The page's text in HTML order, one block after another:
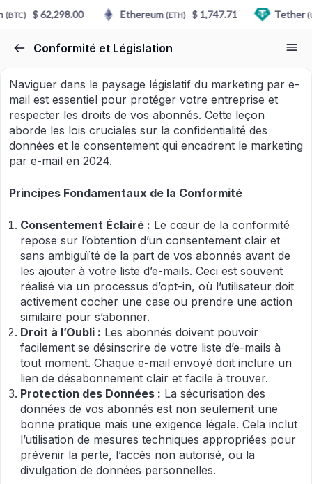
Conformité et Législation
Naviguer dans le paysage législatif du marketing par e-
mail est essentiel pour protéger votre entreprise et
respecter les droits de vos abonnés. Cette leçon
aborde les lois cruciales sur la confidentialité des
données et le consentement qui encadrent le marketing
par e-mail en 2024.
Principes Fondamentaux de la Conformité
Consentement Éclairé : Le cœur de la conformité
repose sur l’obtention d’un consentement clair et
sans ambiguïté de la part de vos abonnés avant de
les ajouter à votre liste d’e-mails. Ceci est souvent
réalisé via un processus d’opt-in, où l’utilisateur doit
activement cocher une case ou prendre une action
similaire pour s’abonner.
Droit à l’Oubli : Les abonnés doivent pouvoir
facilement se désinscrire de votre liste d’e-mails à
tout moment. Chaque e-mail envoyé doit inclure un
lien de désabonnement clair et facile à trouver.
Protection des Données : La sécurisation des
données de vos abonnés est non seulement une
bonne pratique mais une exigence légale. Cela inclut
l’utilisation de mesures techniques appropriées pour
prévenir la perte, l’accès non autorisé, ou la
divulgation de données personnelles.
(BTC) $ 62,298.00 Ethereum (ETH) $ 1,747.71 Tether